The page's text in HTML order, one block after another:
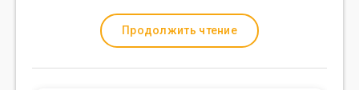
Продолжить чтение